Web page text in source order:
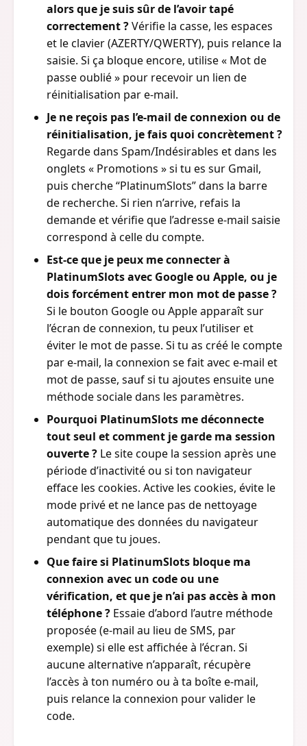
alors que je suis sûr de l’avoir tapé
correctement ?Vérifie la casse, les espaces
et le clavier (AZERTY/QWERTY), puis relance la
saisie. Si ça bloque encore, utilise « Mot de
passe oublié » pour recevoir un lien de
réinitialisation par e-mail.
Je ne reçois pas l’e-mail de connexion ou de
réinitialisation, je fais quoi concrètement ?
Regarde dans Spam/Indésirables et dans les
onglets « Promotions » si tu es sur Gmail,
puis cherche “PlatinumSlots” dans la barre
de recherche. Si rien n’arrive, refais la
demande et vérifie que l’adresse e-mail saisie
correspond à celle du compte.
Est-ce que je peux me connecter à
PlatinumSlots avec Google ou Apple, ou je
dois forcément entrer mon mot de passe ?
Si le bouton Google ou Apple apparaît sur
l’écran de connexion, tu peux l’utiliser et
éviter le mot de passe. Si tu as créé le compte
par e-mail, la connexion se fait avec e-mail et
mot de passe, sauf si tu ajoutes ensuite une
méthode sociale dans les paramètres.
Pourquoi PlatinumSlots me déconnecte
tout seul et comment je garde ma session
ouverte ? Le site coupe la session après une
période d’inactivité ou si ton navigateur
efface les cookies. Active les cookies, évite le
mode privé et ne lance pas de nettoyage
automatique des données du navigateur
pendant que tu joues.
Que faire si PlatinumSlots bloque ma
connexion avec un code ou une
vérification, et que je n’ai pas accès à mon
téléphone ? Essaie d’abord l’autre méthode
proposée (e-mail au lieu de SMS, par
exemple) si elle est affichée à l’écran. Si
aucune alternative n’apparaît, récupère
l’accès à ton numéro ou à ta boîte e-mail,
puis relance la connexion pour valider le
code.